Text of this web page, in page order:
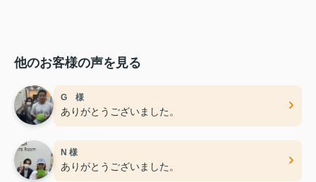
他のお客様の声を見る
G 様
ありがとうございました。
N 様
ありがとうございました。